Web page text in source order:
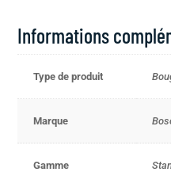
Informations
Type de produit
Marque
Gamme